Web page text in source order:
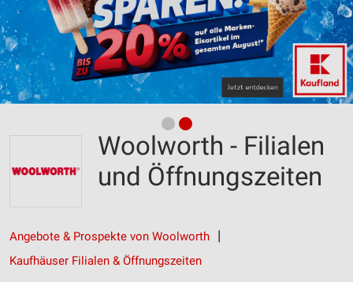
Woolworth - Filialen
und Öffnungszeiten
Angebote & Prospekte von Woolworth
Kaufhäuser Filialen & Öffnungszeiten